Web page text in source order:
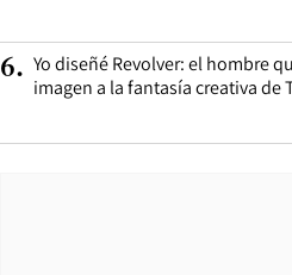
6. Yo diseñé Revolver: el hombre
imagen a la fantasía creativa de